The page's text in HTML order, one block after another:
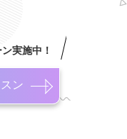
実施中！
ン